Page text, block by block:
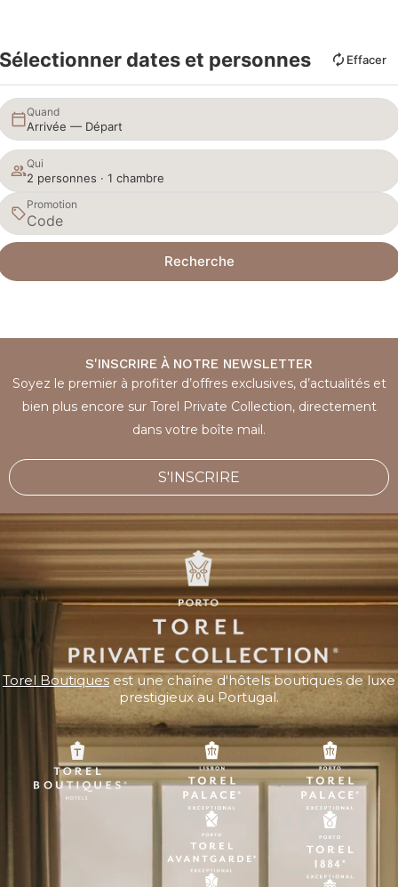
Sélectionner dates et personnes Effacer
Quand
Arrivée — Départ
Qui
2 personnes · 1 chambre
Promotion
Recherche
S'INSCRIRE À NOTRE NEWSLETTER
Soyez le premier à profiter d’offres exclusives, d’actualités et
bien plus encore sur Torel Private Collection, directement
dans votre boîte mail.
S'INSCRIRE
Torel Boutiques est une chaîne d'hôtels boutiques de luxe
prestigieux au Portugal.